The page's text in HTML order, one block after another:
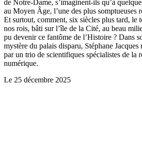
de Notre-Dame, s’imaginent-ils qu’à
au Moyen Âge, l’une des plus somptueuses
Et surtout, comment, six siècles plus tard, le
nos rois, bâti sur l’île de la Cité, au beau
pu devenir ce fantôme de l’Histoire ? Dans
mystère du palais disparu, Stéphane Jacques
par un trio de scientifiques spécialistes de la
numérique.
Le 25 décembre 2025